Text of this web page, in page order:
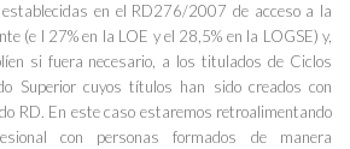
establecidas en el RD276/2007 de acceso a la
(e l 27% en la LOE y el 28,5% en la LOGSE) y,
si fuera necesario, a los titulados de Ciclos
Superior cuyos títulos han sido creados con
RD. En este caso estaremos retroalimentando
con personas formados de manera